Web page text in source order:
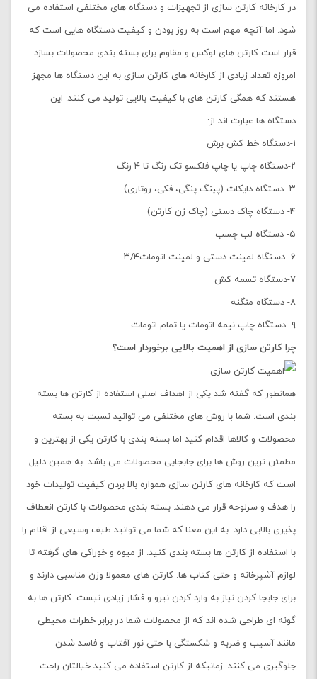
در کارخانه کارتن سازی از تجهیزات و دستگاه های مختلفی استفاده می
شود. اما آنچه مهم است به روز بودن و کیفیت دستگاه هایی است که
قرار است کارتن های لوکس و مقاوم برای بسته بندی محصولات بسازد.
امروزه تعداد زیادی از کارخانه های کارتن سازی به این دستگاه ها مجهز
هستند که همگی کارتن های با کیفیت بالایی تولید می کنند. این
دستگاه ها عبارت اند از:
۱-دستگاه خط کش برش
۲-دستگاه چاپ یا چاپ فلکسو تک رنگ تا ۴ رنگ
۳- دستگاه دایکات (پینگ پنگی، فکی، روتاری)
۴- دستگاه چاک دستی (چاک زن کارتن)
۵- دستگاه لب چسب
۶- دستگاه لمینت دستی و لمینت اتومات۳/۴
۷-دستگاه تسمه کش
۸- دستگاه منگنه
۹- دستگاه چاپ نیمه اتومات یا تمام اتومات
چرا کارتن سازی از اهمیت بالایی برخوردار است؟
همانطور که گفته شد یکی از اهداف اصلی استفاده از کارتن ها بسته
بندی است. شما با روش های مختلفی می توانید نسبت به بسته
محصولات و کالاها اقدام کنید اما بسته بندی با کارتن یکی از بهترین و
مطمئن ترین روش ها برای جابجایی محصولات می باشد. به همین دلیل
است که کارخانه های کارتن سازی همواره بالا بردن کیفیت تولیدات خود
را هدف و سرلوحه قرار می دهند. بسته بندی محصولات با کارتن انعطاف
پذیری بالایی دارد. به این معنا که شما می توانید طیف وسیعی از اقلام را
با استفاده از کارتن ها بسته بندی کنید. از میوه و خوراکی های گرفته تا
لوازم آشپزخانه و حتی کتاب ها. کارتن های معمولا وزن مناسبی دارند و
برای جابجا کردن نیاز به وارد کردن نیرو و فشار زیادی نیست. کارتن ها به
گونه ای طراحی شده اند که از محصولات شما در برابر خطرات محیطی
مانند آسیب و ضربه و شکستگی با حتی نور آفتاب و فاسد شدن
جلوگیری می کنند. زمانیکه از کارتن استفاده می کنید خیالتان راحت